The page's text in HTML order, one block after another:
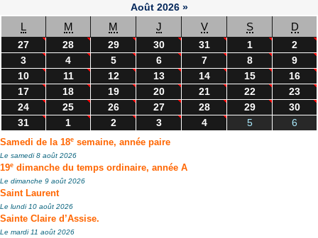
Août 2026 »
L M M J V S D
27 28 29 30 31 1
2
3
4 5 6 7 8
9
10
11 12 13 14 15
16
17
18 19 20 21 22
23
24
25 26 27 28 29
30
31
1 2 3 4 5 6
Samedi de la 18e semaine, année paire
Le samedi 8 août 2026
19e dimanche du temps ordinaire, année A
Le dimanche 9 août 2026
Saint Laurent
Le lundi 10 août 2026
Sainte Claire d’Assise.
Le mardi 11 août 2026